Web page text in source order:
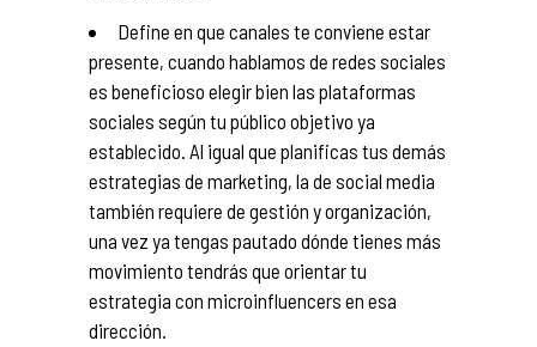
Define en que canales te conviene estar
presente, cuando hablamos de redes sociales
es beneficioso elegir bien las plataformas
sociales según tu público objetivo ya
establecido. Al igual que planificas tus demás
estrategias de marketing, la de social media
también requiere de gestión y organización,
una vez ya tengas pautado dónde tienes más
movimiento tendrás que orientar tu
estrategia con microinfluencers en esa
dirección.